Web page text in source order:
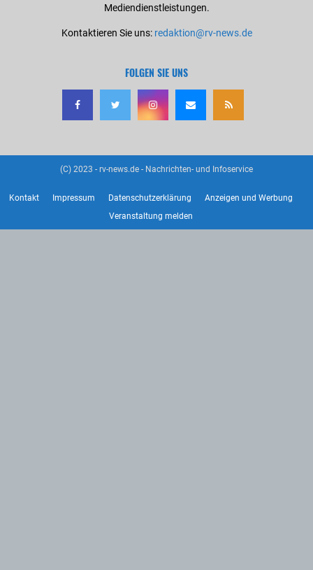
Mediendienstleistungen.
Kontaktieren Sie uns: redaktion@rv-news.de
FOLGEN SIE UNS
(C) 2023 - rv-news.de - Nachrichten- und Infoservice
Kontakt Impressum Datenschutzerklärung
Anzeigen und Werbung
Veranstaltung melden